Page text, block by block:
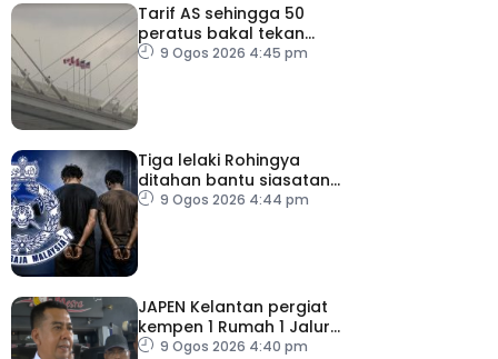
Tarif AS sehingga 50
peratus bakal tekan
pengguna, perniagaan
9 Ogos 2026 4:45 pm
Tiga lelaki Rohingya
ditahan bantu siasatan
rogol wanita OKU
9 Ogos 2026 4:44 pm
JAPEN Kelantan pergiat
kempen 1 Rumah 1 Jalur
Gemilang (1R1JG)
9 Ogos 2026 4:40 pm